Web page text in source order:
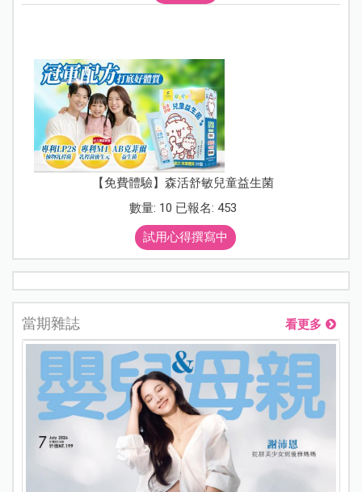
【免費體驗】森活舒敏兒童益生菌
數量: 10 已報名: 453
試用心得撰寫中
當期雜誌 看更多